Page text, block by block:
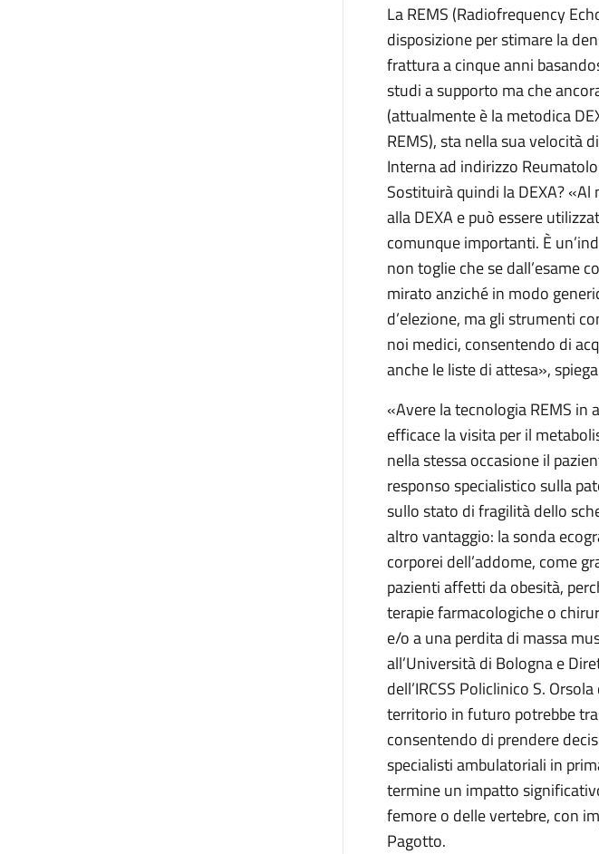
La REMS (Radiofrequency
disposizione per stimare la
frattura a cinque anni
studi a supporto ma che
(attualmente è la metodica
REMS), sta nella sua velocità
Interna ad indirizzo
Sostituirà quindi la DEXA?
alla DEXA e può essere
comunque importanti. È
non toglie che se dall’esame
mirato anziché in modo
d’elezione, ma gli strumenti
noi medici, consentendo di
anche le liste di attesa»,
«Avere la tecnologia REMS
efficace la visita per il
nella stessa occasione il
responso specialistico sulla
sullo stato di fragilità dello
altro vantaggio: la sonda
corporei dell’addome, come
pazienti affetti da obesità,
terapie farmacologiche o
e/o a una perdita di massa
all’Università di Bologna e
dell’IRCSS Policlinico S.
territorio in futuro potrebbe
consentendo di prendere
specialisti ambulatoriali in
termine un impatto
femore o delle vertebre, con
Pagotto.